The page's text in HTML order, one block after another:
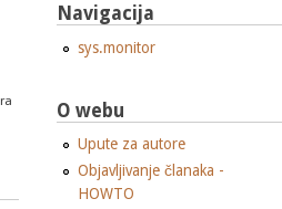
program za LPIC certifikate
Navigacija
sys.monitor
O webu
Upute za autore
Objavljivanje članaka -
HOWTO